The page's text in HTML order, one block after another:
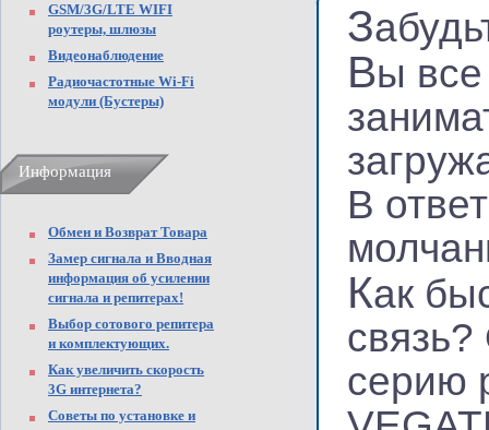
GSM/3G/LTE WIFI
роутеры, шлюзы
Видеонаблюдение
Радиочастотные Wi-Fi
модули (Бустеры)
Информация
Обмен и Возврат Товара
Замер сигнала и Вводная
информация об усилении
сигнала и репитерах!
Выбор сотового репитера
и комплектующих.
Как увеличить скорость
3G интернета?
Советы по установке и
З
Вы
В
Как
серию